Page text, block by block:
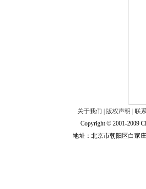
关于我们 版权声明
联
Copyright © 2001-2009
地址：北京市朝阳区白家